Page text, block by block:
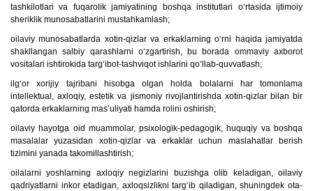
tashkilotlari va fuqarolik jamiyatining boshqa institutlari o‘rtasida ijtimoiy
sheriklik munosabatlarini mustahkamlash;
oilaviy munosabatlarda xotin-qizlar va erkaklarning o‘rni haqida jamiyatda
shakllangan salbiy qarashlarni o‘zgartirish, bu borada ommaviy axborot
vositalari ishtirokida targ‘ibot-tashviqot ishlarini qo‘llab-quvvatlash;
ilg‘or xorijiy tajribani hisobga olgan holda bolalarni har tomonlama
intellektual, axloqiy, estetik va jismoniy rivojlantirishda xotin-qizlar bilan bir
qatorda erkaklarning mas’uliyati hamda rolini oshirish;
oilaviy hayotga oid muammolar, psixologik-pedagogik, huquqiy va boshqa
masalalar yuzasidan xotin-qizlar va erkaklar uchun maslahatlar berish
tizimini yanada takomillashtirish;
oilalarni yoshlarning axloqiy negizlarini buzishga olib keladigan, oilaviy
qadriyatlarni inkor etadigan, axloqsizlikni targ‘ib qiladigan, shuningdek ota-